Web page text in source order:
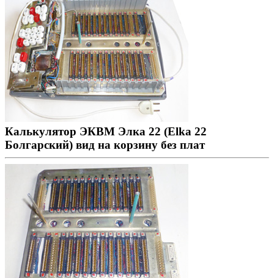
Калькулятор ЭКВМ Элка 22 (Elka 22
Болгарский) вид на корзину без плат